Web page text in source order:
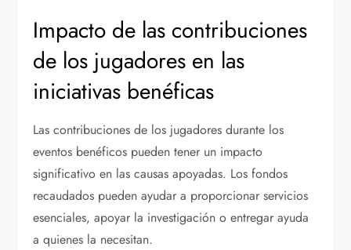
Impacto de las contribuciones
de los jugadores en las
iniciativas benéficas
Las contribuciones de los jugadores durante los
eventos benéficos pueden tener un impacto
significativo en las causas apoyadas. Los fondos
recaudados pueden ayudar a proporcionar servicios
esenciales, apoyar la investigación o entregar ayuda
a quienes la necesitan.